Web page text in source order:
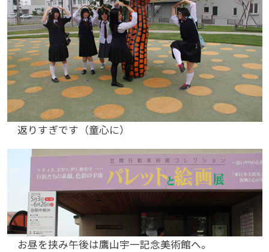
返りすぎです（童心に）
お昼を挟み午後は鷹山宇一記念美術館へ。